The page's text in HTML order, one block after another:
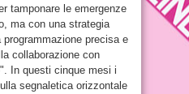
tamponare le emergenze
ma con una strategia
precisa e
collaborazione con
In questi cinque mesi i
segnaletica orizzontale